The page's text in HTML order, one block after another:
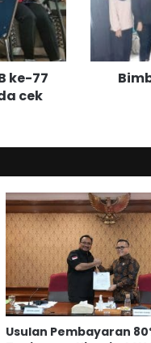
ke-77
cek
g
n
a
i
n
a
n
M
a
n
d
i
r
Usulan Pembayaran